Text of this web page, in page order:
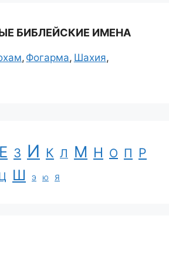
БИБЛЕЙСКИЕ ИМЕНА
Фогарма Шахия
Е З И К Л М Н О П Р
Ш Э Ю Я